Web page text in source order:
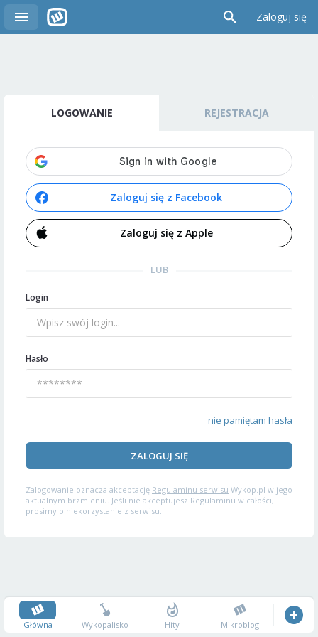
Zaloguj się
LOGOWANIE REJESTRACJA
Zaloguj się z Facebook
Zaloguj się z Apple
LUB
Login
Hasło
nie pamiętam hasła
ZALOGUJ SIĘ
Zalogowanie oznacza akceptację Regulaminu serwisu Wykop.pl w jego
aktualnym brzmieniu. Jeśli nie akceptujesz Regulaminu w całości,
prosimy o niekorzystanie z serwisu.
Główna Wykopalisko Hity Mikroblog